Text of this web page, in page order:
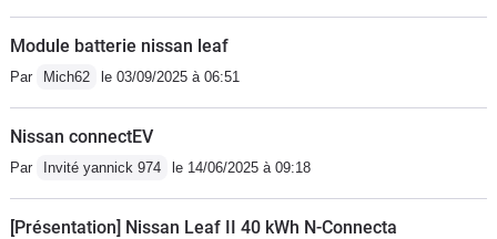
Module batterie nissan leaf
Par Mich62 le 03/09/2025 à 06:51
Nissan connectEV
Par Invité yannick 974 le 14/06/2025 à 09:18
[Présentation] Nissan Leaf II 40 kWh N-Connecta